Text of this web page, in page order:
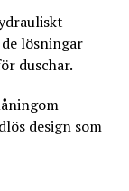
lösningar
duschar.
design som